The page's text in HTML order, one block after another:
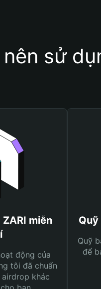
sử
miễn
động của
tôi đã chuẩn
khác
Quỹ
để